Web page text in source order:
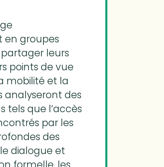
en groupes
leurs
points de vue
mobilité et la
analyseront des
tels que l’accès
par les
des
dialogue et